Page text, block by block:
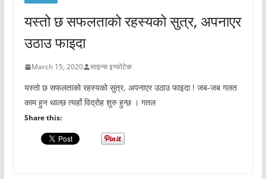
यस्तो छ सफलताको रहस्यको सुत्र, अपनाएर
उठाउ फाइदा
March 15, 2020 साइन्स इन्फोटेक
यस्तो छ सफलताको रहस्यको सुत्र, अपनाएर उठाउ फाइदा ! जब-जब गलत
काम हुन थाल्छ त्यहाँ विद्रोह शुरु हुन्छ । गतल
Share this: